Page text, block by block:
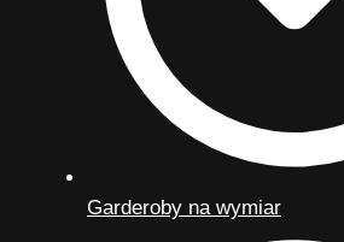
Garderoby na wymiar